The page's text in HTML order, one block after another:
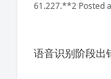
61.227.**2 Posted
语音识别阶段出